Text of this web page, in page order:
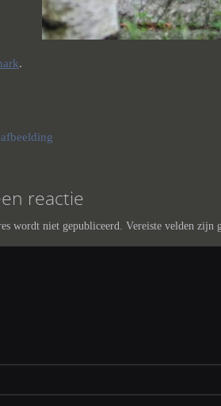
.
reactie
wordt niet gepubliceerd. Vereiste velden zijn